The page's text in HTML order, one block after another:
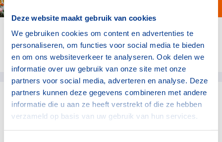
Deze website maakt gebruik van cookies
We gebruiken cookies om content en advertenties te
personaliseren, om functies voor social media te bieden
en om ons websiteverkeer te analyseren. Ook delen we
informatie over uw gebruik van onze site met onze
partners voor social media, adverteren en analyse. Deze
partners kunnen deze gegevens combineren met andere
informatie die u aan ze heeft verstrekt of die ze hebben
verzameld op basis van uw gebruik van hun services.
Deel dit artikel op social media:
gerelateerde artikelen